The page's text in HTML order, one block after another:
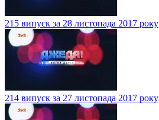
215 випуск за 28 листопада 2017 року
214 випуск за 27 листопада 2017 року